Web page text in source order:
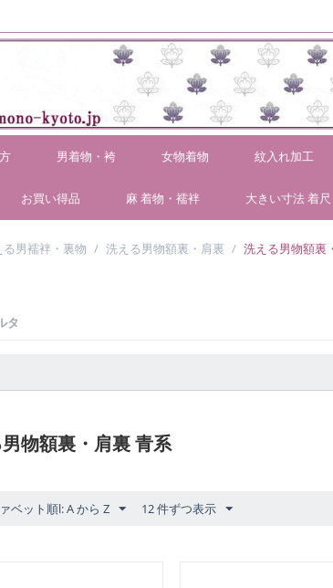
男着物・袴 女物着物 紋入れ加工
お買い得品 麻 着物・襦袢 大きい寸法 着
る男襦袢・裏物 / 洗える男物額裏・肩裏 / 洗える男物額裏
タ
物額裏・肩裏 青系
ベット順l: A から Z 12 件ずつ表示